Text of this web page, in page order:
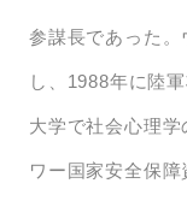
参謀長であった
し、1988年に陸
大学で社会心理
ワー国家安全保